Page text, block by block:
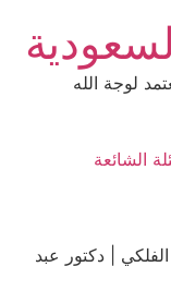
لوجة الله
الشائعة
| دكتور عبد